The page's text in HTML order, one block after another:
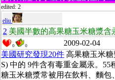
edited: 2
eliu
2 美國半數的高果糖玉米糖漿含
0 0 2009-02-04
美國研究發現20件 高果糖玉米糖
S) 中的 9件含有毒重金屬汞。
糖玉米糖漿常被用在飲料、麵